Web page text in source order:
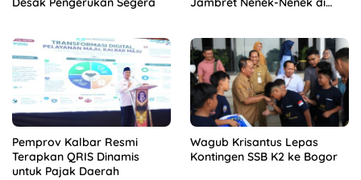
Pemprov Kalbar Resmi
Terapkan QRIS Dinamis
untuk Pajak Daerah
Wagub Krisantus Lepas
Kontingen SSB K2 ke Bogor